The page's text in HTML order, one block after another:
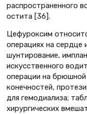
распространенного
остита [36].
Цефуроксим
операциях на сердце
шунтирование,
искусственного
операции на
конечностей,
для гемодиализа;
хирургических